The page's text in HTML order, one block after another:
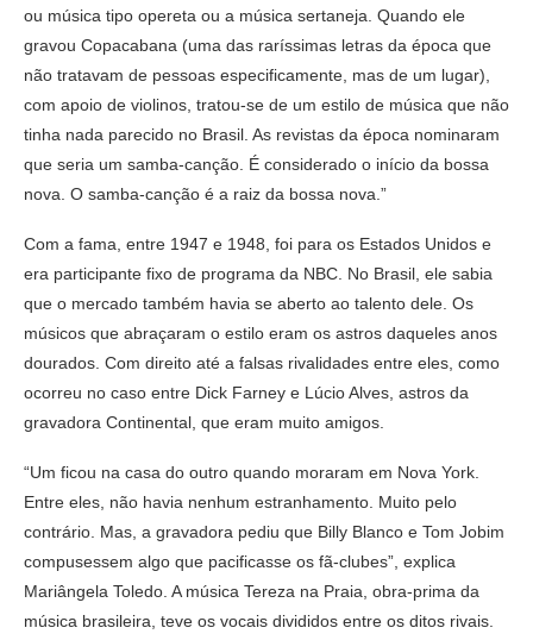
ou música tipo opereta ou a música sertaneja. Quando ele
gravou Copacabana (uma das raríssimas letras da época que
não tratavam de pessoas especificamente, mas de um lugar),
com apoio de violinos, tratou-se de um estilo de música que não
tinha nada parecido no Brasil. As revistas da época nominaram
que seria um samba-canção. É considerado o início da bossa
nova. O samba-canção é a raiz da bossa nova.”
Com a fama, entre 1947 e 1948, foi para os Estados Unidos e
era participante fixo de programa da NBC. No Brasil, ele sabia
que o mercado também havia se aberto ao talento dele. Os
músicos que abraçaram o estilo eram os astros daqueles anos
dourados. Com direito até a falsas rivalidades entre eles, como
ocorreu no caso entre Dick Farney e Lúcio Alves, astros da
gravadora Continental, que eram muito amigos.
“Um ficou na casa do outro quando moraram em Nova York.
Entre eles, não havia nenhum estranhamento. Muito pelo
contrário. Mas, a gravadora pediu que Billy Blanco e Tom Jobim
compusessem algo que pacificasse os fã-clubes”, explica
Mariângela Toledo. A música Tereza na Praia, obra-prima da
música brasileira, teve os vocais divididos entre os ditos rivais.